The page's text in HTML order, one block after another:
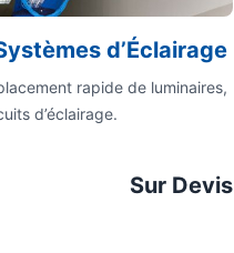
d’Éclairage
rapide de luminaires,
d’éclairage.
Sur Devis